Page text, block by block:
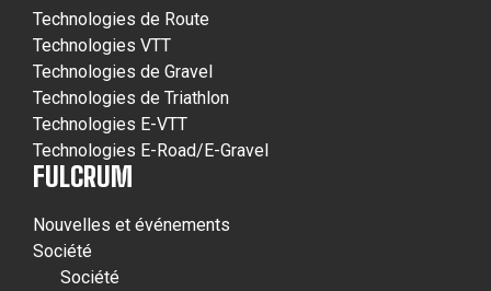
Technologies de Route
Technologies VTT
Technologies de Gravel
Technologies de Triathlon
Technologies E-VTT
Technologies E-Road/E-Gravel
FULCRUM
Nouvelles et événements
Société
Société